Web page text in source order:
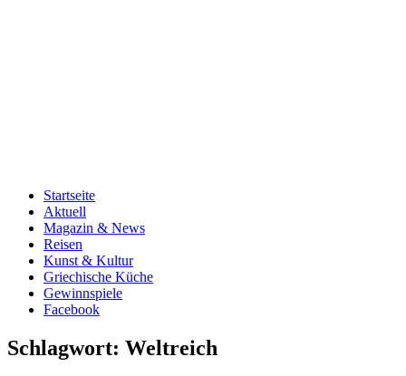
Startseite
Aktuell
Magazin & News
Reisen
Kunst & Kultur
Griechische Küche
Gewinnspiele
Facebook
Schlagwort: Weltreich